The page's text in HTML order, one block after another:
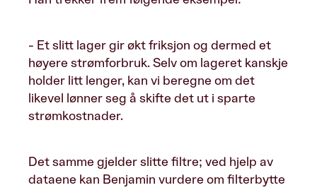
- Et slitt lager gir økt friksjon og dermed et
høyere strømforbruk. Selv om lageret kanskje
holder litt lenger, kan vi beregne om det
likevel lønner seg å skifte det ut i sparte
strømkostnader.
Det samme gjelder slitte filtre; ved hjelp av
dataene kan Benjamin vurdere om filterbytte